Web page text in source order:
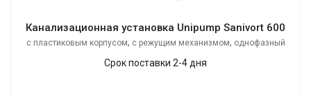
Канализационная установка Unipump Sanivort 600
с пластиковым корпусом, с режущим механизмом, однофазный
Срок поставки 2-4 дня